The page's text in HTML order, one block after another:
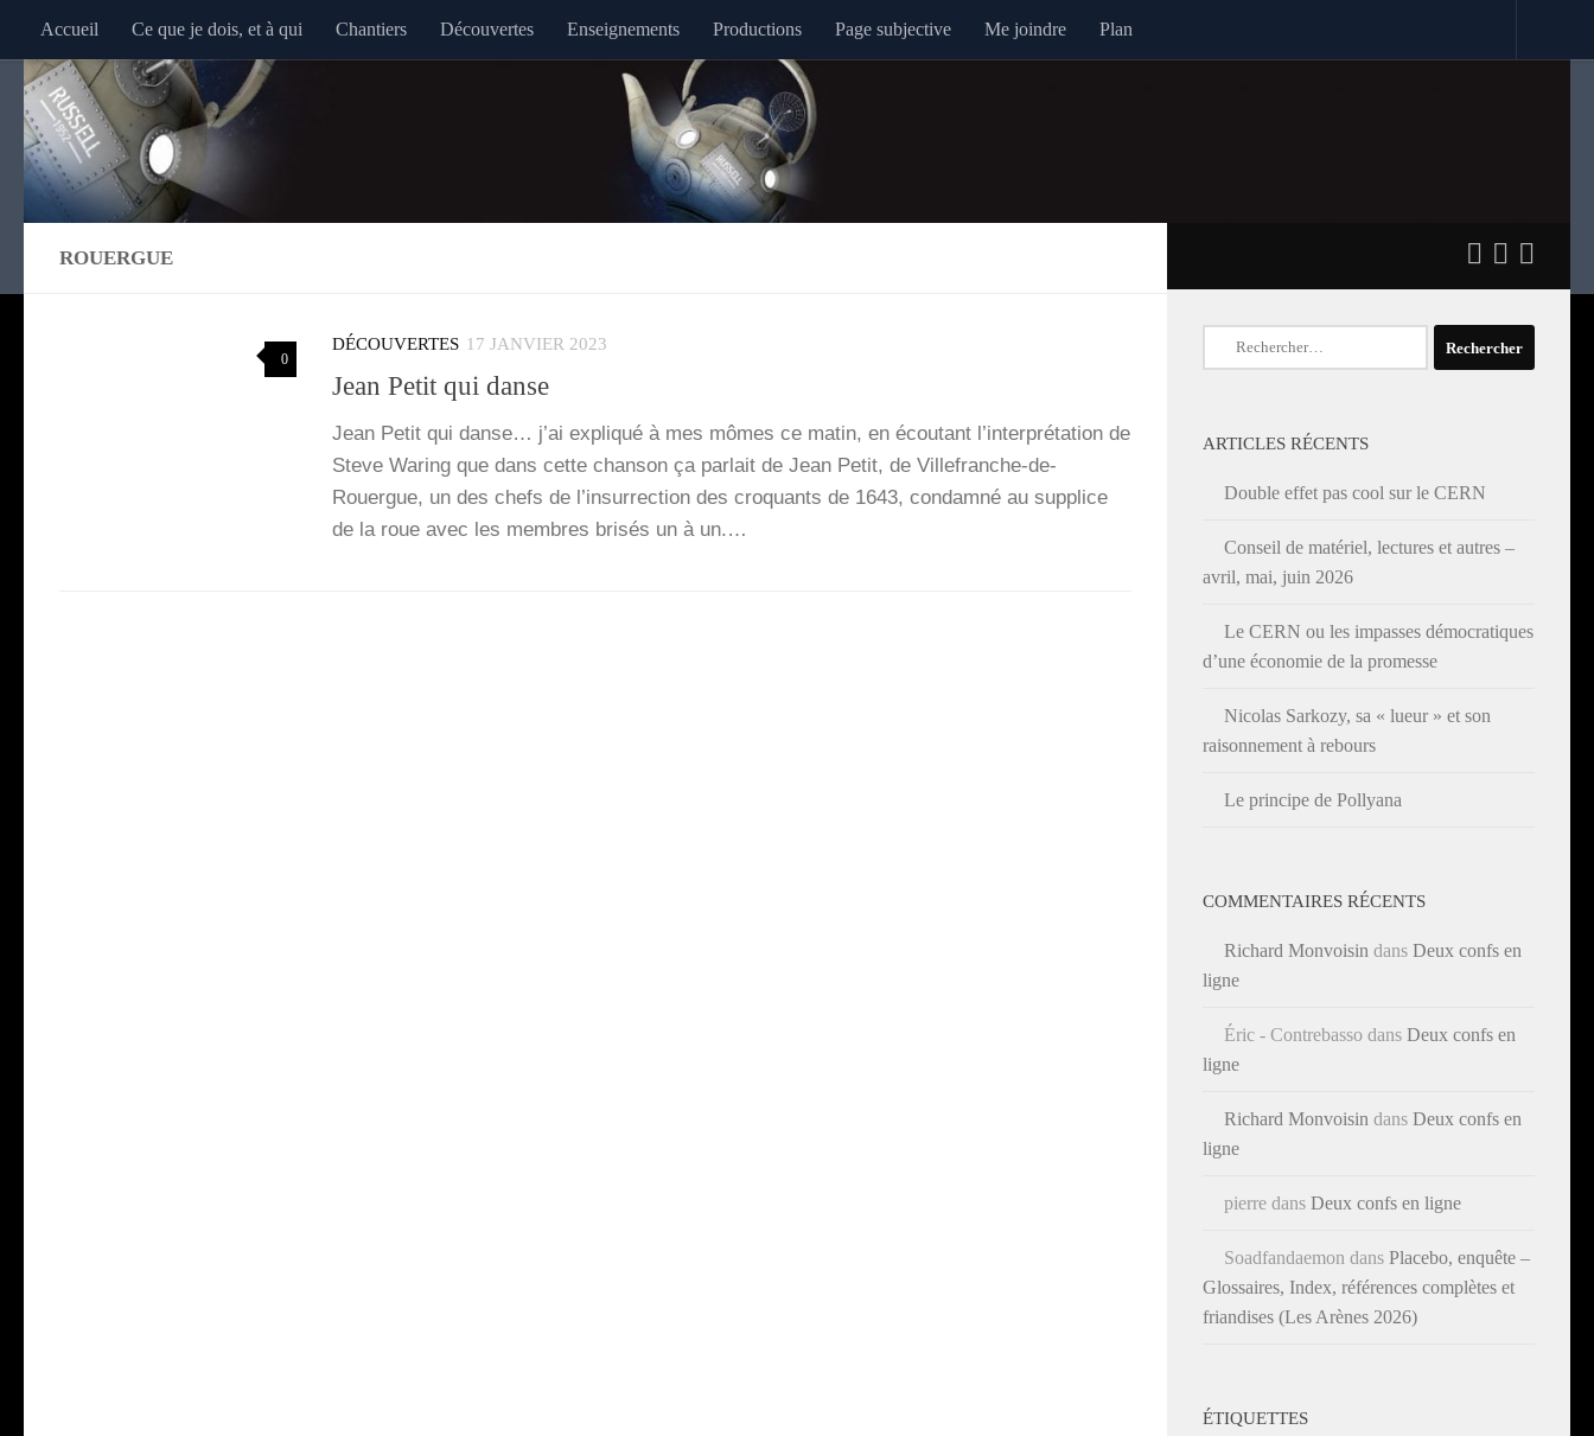
Au dessous du contenu
Accueil Ce que je dois, et à qui Chantiers Découvertes Enseignements Productions Page subjective Me joindre Plan
ROUERGUE
0
DÉCOUVERTES 17 JANVIER 2023
Jean Petit qui danse
Jean Petit qui danse… j’ai expli­qué à mes mômes ce matin, en écou­tant l’in­ter­pré­ta­tion de
Steve Waring que dans cette chan­son ça par­lait de Jean Petit, de Vil­­le­­franche-de-
Rouergue, un des chefs de l’in­sur­rec­tion des cro­quants de 1643, condam­né au sup­plice
de la roue avec les membres bri­sés un à un.…
Rechercher :
ARTICLES RÉCENTS
Double effet pas cool sur le CERN
Conseil de matériel, lectures et autres –
avril, mai, juin 2026
Le CERN ou les impasses démocratiques
d’une économie de la promesse
Nicolas Sarkozy, sa « lueur » et son
raisonnement à rebours
Le principe de Pollyana
COMMENTAIRES RÉCENTS
Richard Monvoisin dans Deux confs en
ligne
Éric - Contrebasso dans Deux confs en
ligne
Richard Monvoisin dans Deux confs en
ligne
pierre dans Deux confs en ligne
Soadfandaemon dans Placebo, enquête –
Glossaires, Index, références complètes et
friandises (Les Arènes 2026)
ÉTIQUETTES